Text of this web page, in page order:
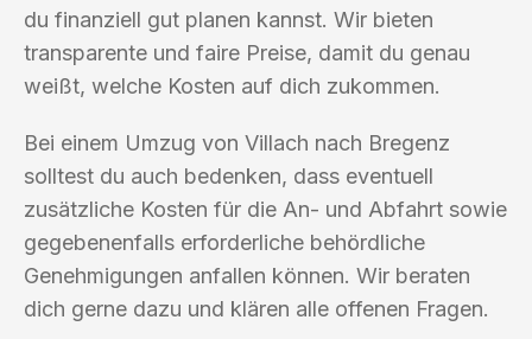
du finanziell gut planen kannst. Wir bieten
transparente und faire Preise, damit du genau
weißt, welche Kosten auf dich zukommen.
Bei einem Umzug von Villach nach Bregenz
solltest du auch bedenken, dass eventuell
zusätzliche Kosten für die An- und Abfahrt sowie
gegebenenfalls erforderliche behördliche
Genehmigungen anfallen können. Wir beraten
dich gerne dazu und klären alle offenen Fragen.